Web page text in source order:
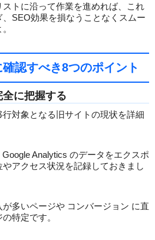
トに沿って作業を進めれば、これ
SEO効果を損なうことなくスムー
認すべき8つのポイント
に把握する
対象となる旧サイトの現状を詳細
Analytics のデータをエクスポ
アクセス状況を記録しておきまし
多いページや コンバージョン に直
特定です。